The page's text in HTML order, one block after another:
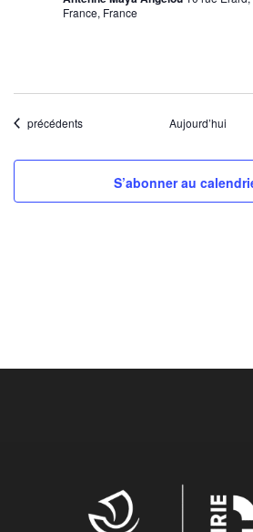
France, France
Évènements
précédents Aujourd’hui
S’abonner au